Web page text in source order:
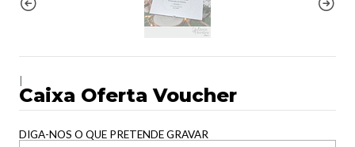
Caixa Oferta Voucher
DIGA-NOS O QUE PRETENDE GRAVAR